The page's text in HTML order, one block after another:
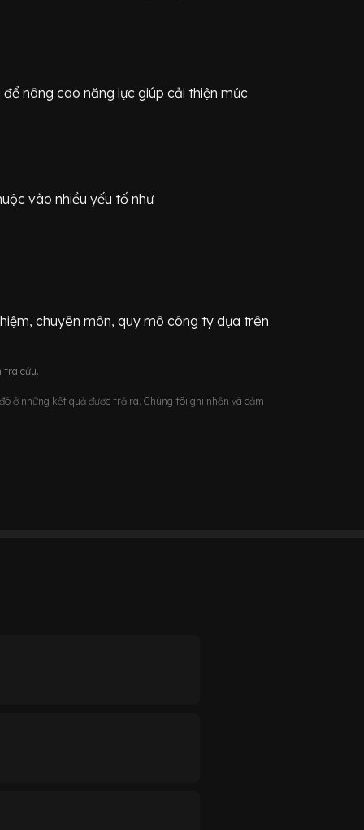
nâng cao năng lực giúp cải thiện mức
vào nhiều yếu tố như
chuyên môn, quy mô công ty dựa trên
tra cứu.
ở những kết quả được trả ra. Chúng tôi ghi nhận và cảm